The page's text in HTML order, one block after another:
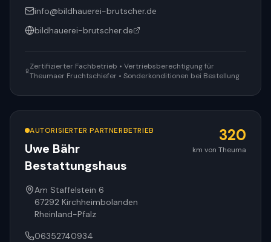
info@bildhauerei-brutscher.de
bildhauerei-brutscher.de
Zertifizierter Fachbetrieb • Vertriebsberechtigung für
Theumaer Fruchtschiefer • Sonderkonditionen bei Bestellung
AUTORISIERTER PARTNERBETRIEB
Uwe Bähr
Bestattungshaus
320
km von Theuma
Am Staffelstein 6
67292 Kirchheimbolanden
Rheinland-Pfalz
06352740934